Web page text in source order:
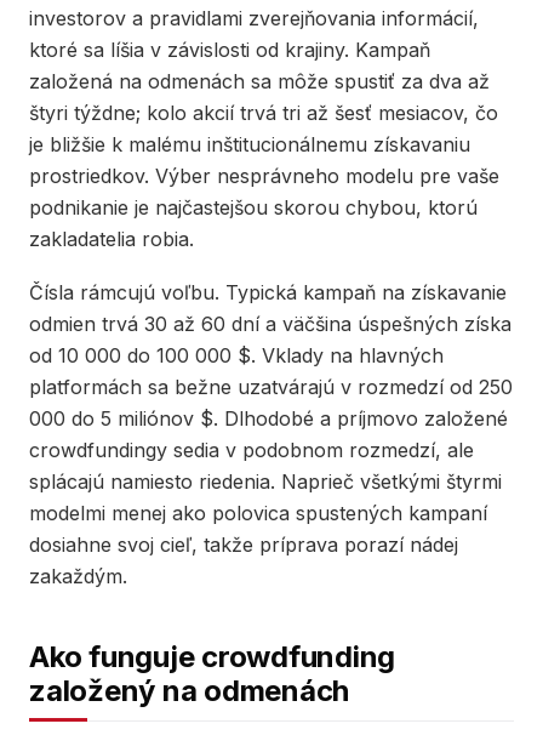
investorov a pravidlami zverejňovania informácií,
ktoré sa líšia v závislosti od krajiny. Kampaň
založená na odmenách sa môže spustiť za dva až
štyri týždne; kolo akcií trvá tri až šesť mesiacov, čo
je bližšie k malému inštitucionálnemu získavaniu
prostriedkov. Výber nesprávneho modelu pre vaše
podnikanie je najčastejšou skorou chybou, ktorú
zakladatelia robia.
Čísla rámcujú voľbu. Typická kampaň na získavanie
odmien trvá 30 až 60 dní a väčšina úspešných získa
od 10 000 do 100 000 $. Vklady na hlavných
platformách sa bežne uzatvárajú v rozmedzí od 250
000 do 5 miliónov $. Dlhodobé a príjmovo založené
crowdfundingy sedia v podobnom rozmedzí, ale
splácajú namiesto riedenia. Naprieč všetkými štyrmi
modelmi menej ako polovica spustených kampaní
dosiahne svoj cieľ, takže príprava porazí nádej
zakaždým.
Ako funguje crowdfunding
založený na odmenách